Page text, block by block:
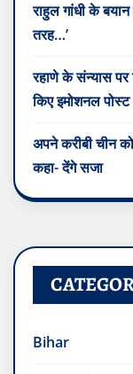
राहुल गांधी के बयान
तरह…’
रहाणे के संन्यास
किए इमोशनल पोस्ट
अपने करीबी चीन
कहा- देंगे सजा
Bihar